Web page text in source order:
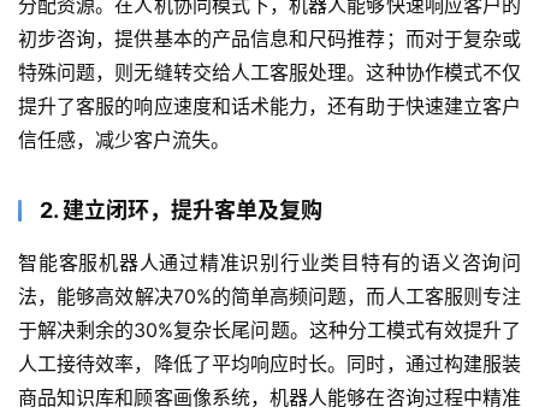
初步咨询，提供基本的产品信息和尺码推荐；而对于复杂或
特殊问题，则无缝转交给人工客服处理。这种协作模式不仅
提升了客服的响应速度和话术能力，还有助于快速建立客户
信任感，减少客户流失。
2. 建立闭环，提升客单及复购
智能客服机器人通过精准识别行业类目特有的语义咨询问
法，能够高效解决70%的简单高频问题，而人工客服则专注
于解决剩余的30%复杂长尾问题。这种分工模式有效提升了
人工接待效率，降低了平均响应时长。同时，通过构建服装
商品知识库和顾客画像系统，机器人能够在咨询过程中精准